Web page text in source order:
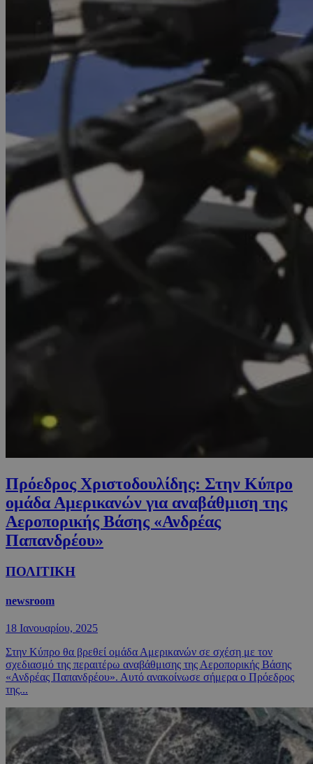
Πρόεδρος Χριστοδουλίδης: Στην Κύπρο
ομάδα Αμερικανών για αναβάθμιση της
Αεροπορικής Βάσης «Ανδρέας
Παπανδρέου»
ΠΟΛΙΤΙΚΗ
newsroom
18 Ιανουαρίου, 2025
Στην Κύπρο θα βρεθεί ομάδα Αμερικανών σε σχέση με τον
σχεδιασμό της περαιτέρω αναβάθμισης της Αεροπορικής Βάσης
«Ανδρέας Παπανδρέου». Αυτό ανακοίνωσε σήμερα ο Πρόεδρος
της...